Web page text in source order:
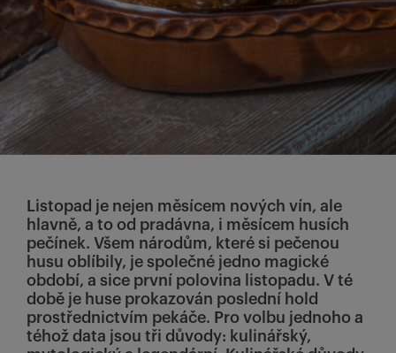
Listopad je nejen měsícem nových vín, ale
hlavně, a to od pradávna, i měsícem husích
pečínek. Všem národům, které si pečenou
husu oblíbily, je společné jedno magické
období, a sice první polovina listopadu. V té
době je huse prokazován poslední hold
prostřednictvím pekáče. Pro volbu jednoho a
téhož data jsou tři důvody: kulinářský,